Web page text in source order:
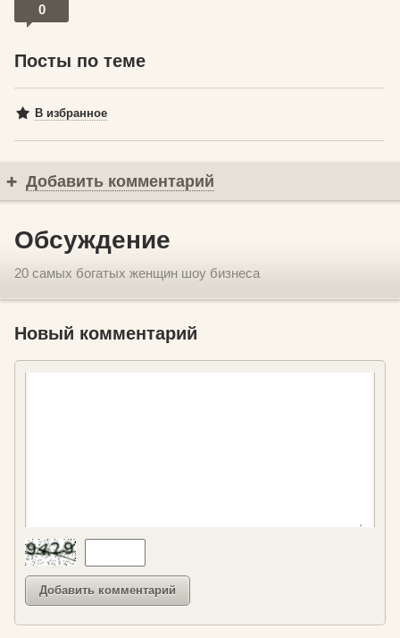
0
Посты по теме
В избранное
Добавить комментарий
Обсуждение
20 самых богатых женщин шоу бизнеса
Новый комментарий